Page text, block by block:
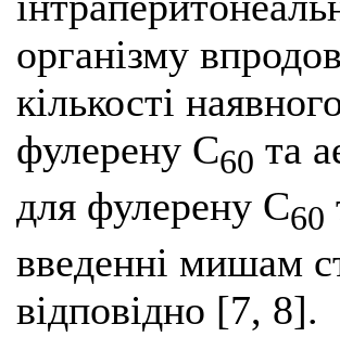
організму
кількості
фулерену С60 та
для фулерену С60
введенні мишам
відповідно [7, 8].